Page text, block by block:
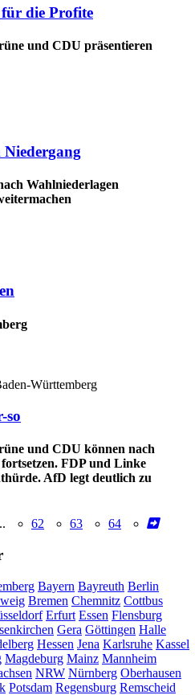
die Profite
und CDU präsentieren
Wahlniederlagen
Württemberg
so
und CDU können nach
FDP und Linke
AfD legt deutlich zu
62 63 64
Bayern Bayreuth Berlin
Bremen Chemnitz Cottbus
Erfurt Essen Flensburg
Gera Göttingen Halle
Hessen Jena Karlsruhe Kassel
Magdeburg Mainz Mannheim
NRW Nürnberg Oberhausen
Potsdam Regensburg Remscheid